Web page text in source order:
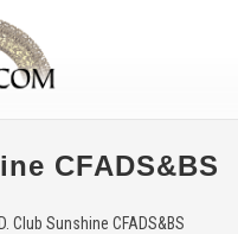
CFADS&BS
Club Sunshine CFADS&BS